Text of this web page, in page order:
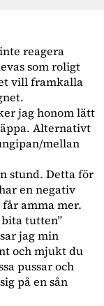
reagera
som roligt
vill framkalla
jag honom lätt
Alternativt
mellan
stund. Detta för
en negativ
amma mer.
tutten”
jag min
och mjukt du
pussar och
på en sån